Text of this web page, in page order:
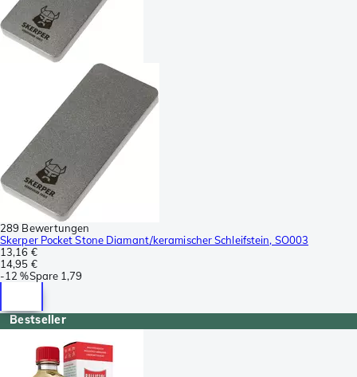
289 Bewertungen
Skerper Pocket Stone Diamant/keramischer Schleifstein, SO003
13,16 €
14,95 €
-12 %Spare 1,79
Bestseller